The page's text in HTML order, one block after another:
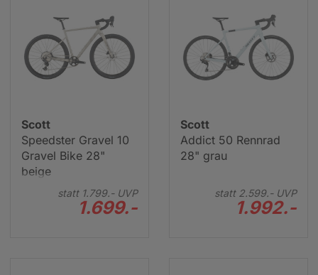
Scott E-Mountainbike
Scott
Speedster Gravel 10
Gravel Bike 28"
beige
statt 1.799.-UVP
1.699.-
Scott
Addict 50 Rennrad
28" grau
statt 2.599.-UVP
1.992.-